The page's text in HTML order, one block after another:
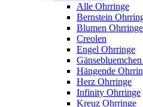
Alle Ohrringe
Bernstein
Blumen Ohrringe
Creolen
Engel Ohrringe
Hängende
Herz Ohrringe
Infinity Ohrringe
Kreuz Ohrringe